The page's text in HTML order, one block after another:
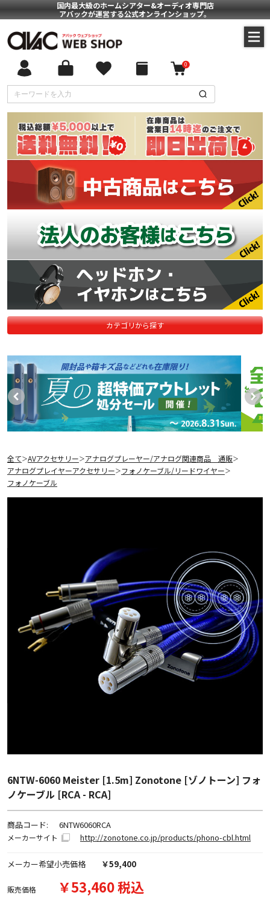
国内最大級のホームシアター&オーディオ専門店
アバックが運営する公式オンラインショップ。
0
カテゴリから探す
全て＞AVアクセサリー＞アナログプレーヤー/アナログ関連商品 通販＞
アナログプレイヤーアクセサリー＞フォノケーブル/リードワイヤー＞
フォノケーブル
6NTW-6060 Meister [1.5m] Zonotone [ゾノトーン] フォ
ノケーブル [RCA - RCA]
商品コード: 6NTW6060RCA
メーカーサイト http://zonotone.co.jp/products/phono-cbl.html
メーカー希望小売価格 ￥59,400
販売価格 ￥53,460 税込